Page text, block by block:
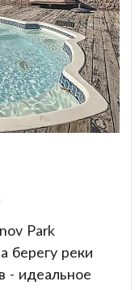
Park
берегу реки
- идеальное